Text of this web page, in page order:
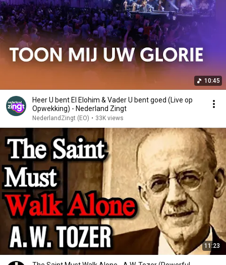
10:45
Heer U bent El Elohim & Vader U bent goed (Live op
Opwekking) - Nederland Zingt
NederlandZingt (EO) • 33K views
11:23